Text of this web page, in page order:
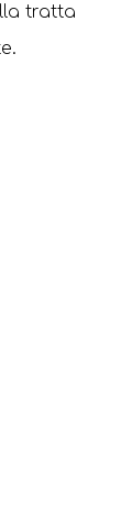
tratta